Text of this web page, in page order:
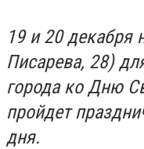
19и20декабря
Писарева, 28)
города ко Дню
пройдет
дня.